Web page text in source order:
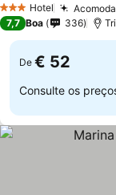
3 EstrelasHotel
7,7 Boa 336
De € 52
Consulte os